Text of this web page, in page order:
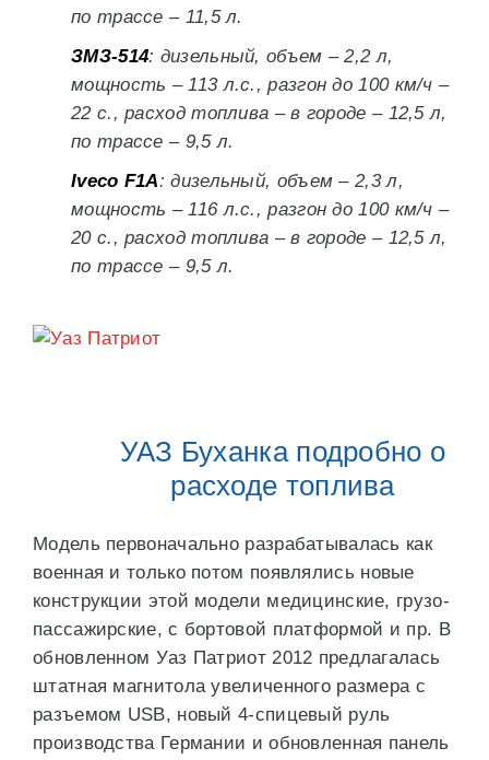
по трассе – 11,5 л.
ЗМЗ-514: дизельный, объем – 2,2 л,
мощность – 113 л.с., разгон до 100 км/ч –
22 с., расход топлива – в городе – 12,5 л,
по трассе – 9,5 л.
Iveco F1A: дизельный, объем – 2,3 л,
мощность – 116 л.с., разгон до 100 км/ч –
20 с., расход топлива – в городе – 12,5 л,
по трассе – 9,5 л.
УАЗ Буханка подробно о
расходе топлива
Модель первоначально разрабатывалась как
военная и только потом появлялись новые
конструкции этой модели медицинские, грузо-
пассажирские, с бортовой платформой и пр. В
обновленном Уаз Патриот 2012 предлагалась
штатная магнитола увеличенного размера с
разъемом USB, новый 4-спицевый руль
производства Германии и обновленная панель